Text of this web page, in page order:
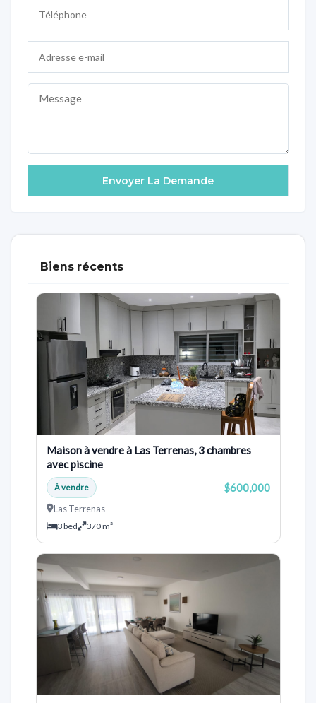
Biens récents
Maison à vendre à Las Terrenas, 3 chambres
avec piscine
À vendre $600,000
Las Terrenas
3 bed 370 m²